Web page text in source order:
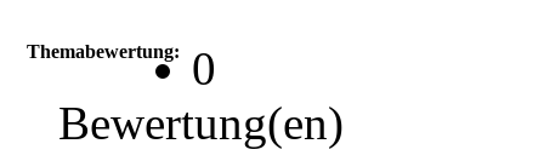
Themabewertung:
0
Bewertung(en)